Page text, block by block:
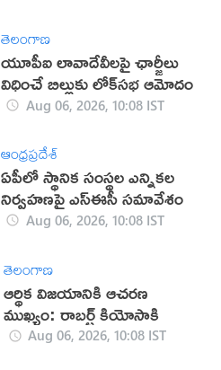
తెలంగాణ
యూపీఐ లావాదేవీలపై ఛార్జీలు
విధించే బిల్లుకు లోక్‌సభ ఆమోదం
Aug 06, 2026, 10:08 IST
ఆంధ్రప్రదేశ్
ఏపీలో స్థానిక సంస్థల ఎన్నికల
నిర్వహణపై ఎస్‌ఈసీ సమావేశం
Aug 06, 2026, 10:08 IST
తెలంగాణ
ఆర్థిక విజయానికి ఆచరణ
ముఖ్యం: రాబర్ట్ కియోసాకి
Aug 06, 2026, 10:08 IST